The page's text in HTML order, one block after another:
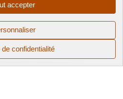
accepter
de confidentialité